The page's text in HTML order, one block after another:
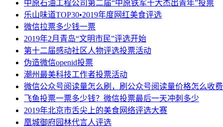
中原石油工程公司第二届“中原铁军十大杰出青年”投票
乐山味道TOP30•2019年度网红美食评选
微信拉票多少钱一票
2019年2月青岛“文明市民”评选开始
第十二届感动社区人物评选投票活动
伪造微信openid投票
潮州最美科技工作者投票活动
微信公众号阅读量怎么刷，刷公众号阅读量价格怎么收费
飞鱼投票一票多少钱？微信投票最后一天冲刺多少
2019年北京市舌尖上的美食网络评选大赛
凰城御府园林代言人评选